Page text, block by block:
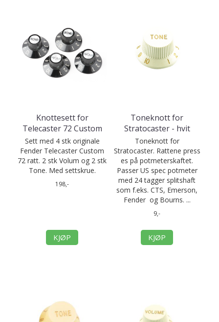
Knottesett for
Telecaster 72 Custom
Sett med 4 stk originale
Fender Telecaster Custom
72 ratt. 2 stk Volum og 2 stk
Tone. Med settskrue.
198,-
KJØP
Toneknott for
Stratocaster - hvit
Toneknott for
Stratocaster. Rattene press
es på potmeterskaftet.
Passer US spec potmeter
med 24 tagger splitshaft
som f.eks. CTS, Emerson,
Fender og Bourns. ...
9,-
KJØP